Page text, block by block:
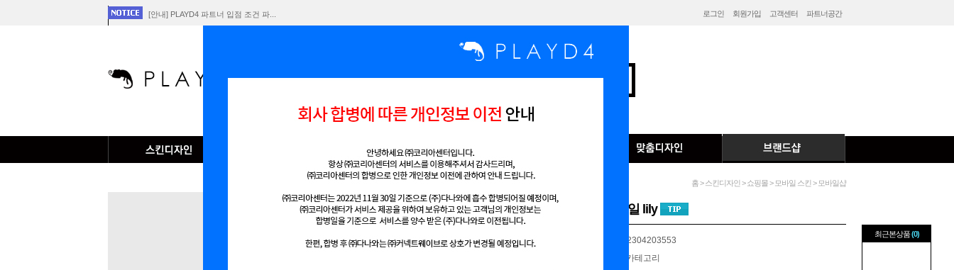
[안내] PLAYD4 파트너 입점 조건 파... 로그인 회원가입 고객센터 파트너공간
인기검색어 맞춤형디자인무료 , 맞춤디자인 , 쇼핑몰 스킨
홈 > 스킨디자인 > 쇼핑몰 > 모바일 스킨 > 모바일샵
[FREE] 모바일 lily
PD202304203553
메인, 카테고리
최근본상품(0)